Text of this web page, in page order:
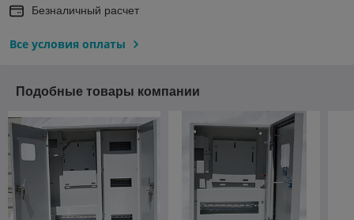
Безналичный расчет
Все условия оплаты
Подобные товары компании